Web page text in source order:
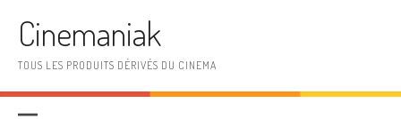
Cinemaniak
TOUS LES PRODUITS DÉRIVÉS DU CINEMA